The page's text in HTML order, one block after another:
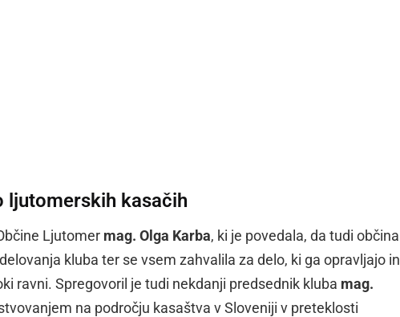
ljutomerskih kasačih
Ljutomer mag. Olga Karba, ki je povedala, da tudi občina
kluba ter se vsem zahvalila za delo, ki ga opravljajo in
ravni. Spregovoril je tudi nekdanji predsednik kluba mag.
na področju kasaštva v Sloveniji v preteklosti